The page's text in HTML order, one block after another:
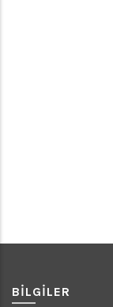
BILGILER